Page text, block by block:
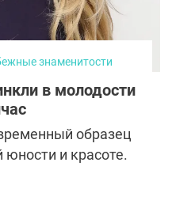
знаменитости
в молодости
образец
юности и красоте.